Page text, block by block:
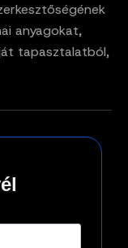
anyagokat,
tapasztalatból,